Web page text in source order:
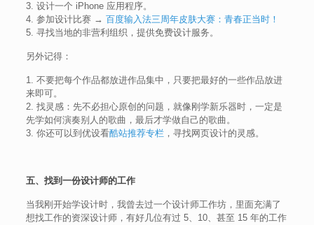
3. 设计一个 iPhone 应用程序。
4. 参加设计比赛 → 百度输入法三周年皮肤大赛：青春正当时！
5. 寻找当地的非营利组织，提供免费设计服务。
另外记得：
1. 不要把每个作品都放进作品集中，只要把最好的一些作品放进
来即可。
2. 找灵感：先不必担心原创的问题，就像刚学新乐器时，一定是
先学如何演奏别人的歌曲，最后才学做自己的歌曲。
3. 你还可以到优设看酷站推荐专栏，寻找网页设计的灵感。
五、找到一份设计师的工作
当我刚开始学设计时，我曾去过一个设计师工作坊，里面充满了
想找工作的资深设计师，有好几位有过 5、10、甚至 15 年的工作